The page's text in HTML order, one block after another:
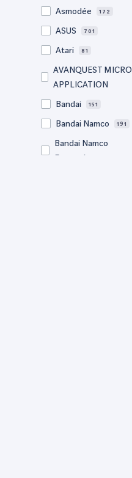
Asmodée 172
ASUS 701
Atari 81
AVANQUEST MICRO
APPLICATION
Bandai 151
Bandai Namco 191
Bandai Namco
Entertainment